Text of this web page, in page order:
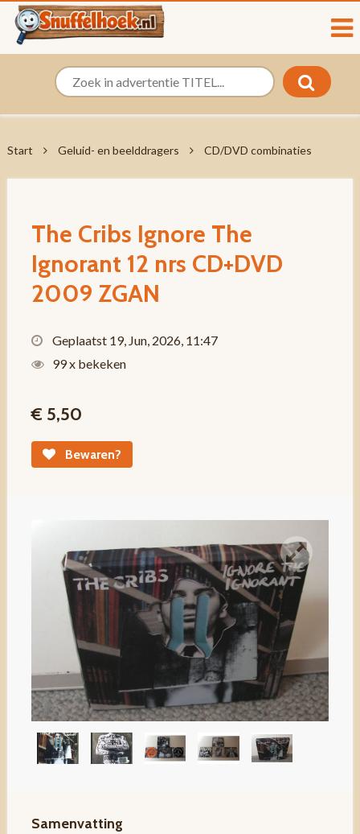
Start Geluid- en beelddragers CD/DVD combinaties
The Cribs Ignore The
Ignorant 12 nrs CD+DVD
2009 ZGAN
Geplaatst 19, Jun, 2026, 11:47
99 x bekeken
€ 5,50
Bewaren?
Samenvatting